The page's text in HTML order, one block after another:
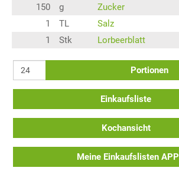
150
g
Zucker
1
TL
Salz
1
Stk Lorbeerblatt
Portionen
Einkaufsliste
Kochansicht
Meine Einkaufslisten APP